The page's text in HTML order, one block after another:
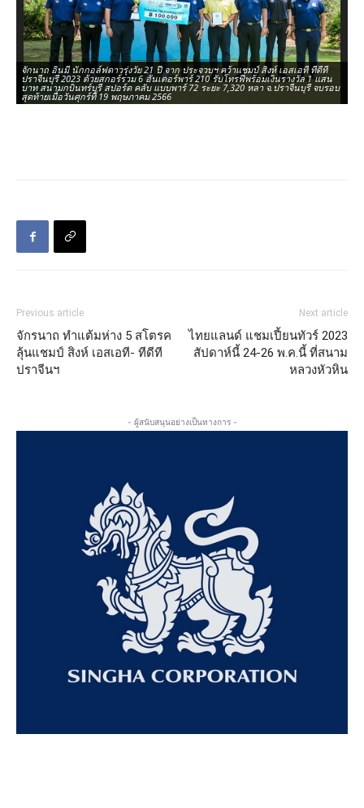
จักนาถ อินมี นักกอล์ฟดาวรุ่งวัย 21 ปี จาก ประจวบฯ คว้าแชมป์ สิงห์ เอสเอที ทีดีที
ปราจีนบุรี 2023 ด้วยสกอร์รวม 6 อันเดอร์พาร์ 210 รับโทรฟี่พร้อมเงินรางวัล 1 แสน
บาท สนามกบินทร์บุรี สปอร์ต คลับ แบบพาร์ 72 ระยะ 7,320 หลา จ.ปราจีนบุรี จบรอบ
สุดท้ายเมื่อวันศุกร์ที่ 19 พฤษภาคม 2566
Previous article
จักรนาถ ทำแต้มห่าง 5 สโตรค
ลุ้นแชมป์ สิงห์ เอสเอที- ทีดีที
ปราจีนฯ
Next article
ไทยแลนด์ แชมเปี้ยนทัวร์ 2023
สัปดาห์นี้ 24-26 พ.ค.นี้ ที่สนาม
หลวงหัวหิน
- ผู้สนับสนุนอย่างเป็นทางการ -